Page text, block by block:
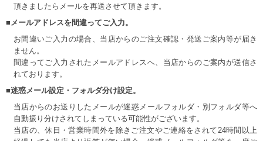
頂きましたらメールを再送させて頂きます。
■メールアドレスを間違ってご入力。
お間違いご入力の場合、当店からのご注文確認・発送ご案内等が届き
ません。
間違ってご入力されたメールアドレスへ、当店からのご案内が送信さ
れております。
■迷惑メール設定・フォルダ分け設定。
当店からのお送りしたメールが迷惑メールフォルダ・別フォルダ等へ
自動振り分けされてしまっている可能性がございます。
当店の、休日・営業時間外を除きご注文やご連絡をされて24時間以上